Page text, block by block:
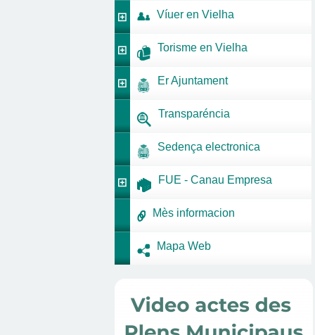
Víuer en Vielha
Torisme en Vielha
Er Ajuntament
Transparéncia
Sedença electronica
FUE - Canau Empresa
Mès informacion
Mapa Web